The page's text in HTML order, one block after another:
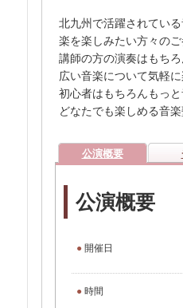
北九州で活躍されてい
楽を楽しみたい方々の
講師の方の演奏はもち
広い音楽について気軽に
初心者はもちろんもっ
どなたでも楽しめる音
公演概要
公演概要
● 開催日
● 時間